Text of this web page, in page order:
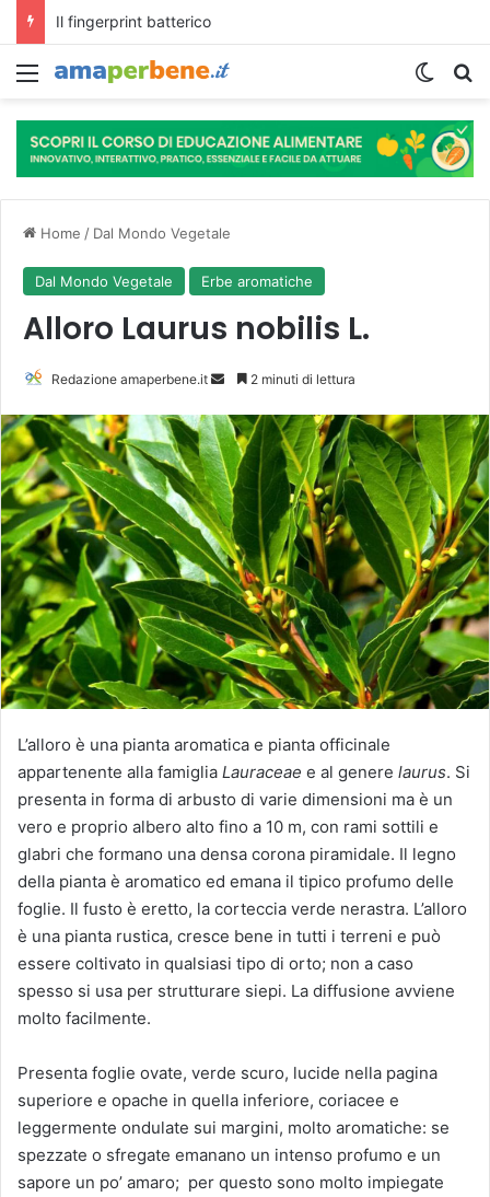
Menu
Home / Dal Mondo Vegetale
Dal Mondo Vegetale Erbe aromatiche
Alloro Laurus nobilis L.
Redazione amaperbene.it
v
i
a
u
n
'
e
m
a
i
2 minuti di lettura
L’alloro è una pianta aromatica e pianta officinale
appartenente alla famiglia Lauraceae e al genere laurus. Si
presenta in forma di arbusto di varie dimensioni ma è un
vero e proprio albero alto fino a 10 m, con rami sottili e
glabri che formano una densa corona piramidale. Il legno
della pianta è aromatico ed emana il tipico profumo delle
foglie. Il fusto è eretto, la corteccia verde nerastra. L’alloro
è una pianta rustica, cresce bene in tutti i terreni e può
essere coltivato in qualsiasi tipo di orto; non a caso
spesso si usa per strutturare siepi. La diffusione avviene
molto facilmente.
Presenta foglie ovate, verde scuro, lucide nella pagina
superiore e opache in quella inferiore, coriacee e
leggermente ondulate sui margini, molto aromatiche: se
spezzate o sfregate emanano un intenso profumo e un
sapore un po’ amaro; per questo sono molto impiegate